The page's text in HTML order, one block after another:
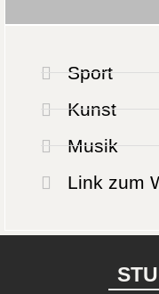
Sport
Kunst
Musik
Link zum